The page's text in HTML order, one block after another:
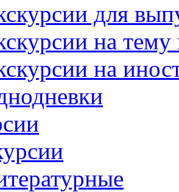
для
на тему
на